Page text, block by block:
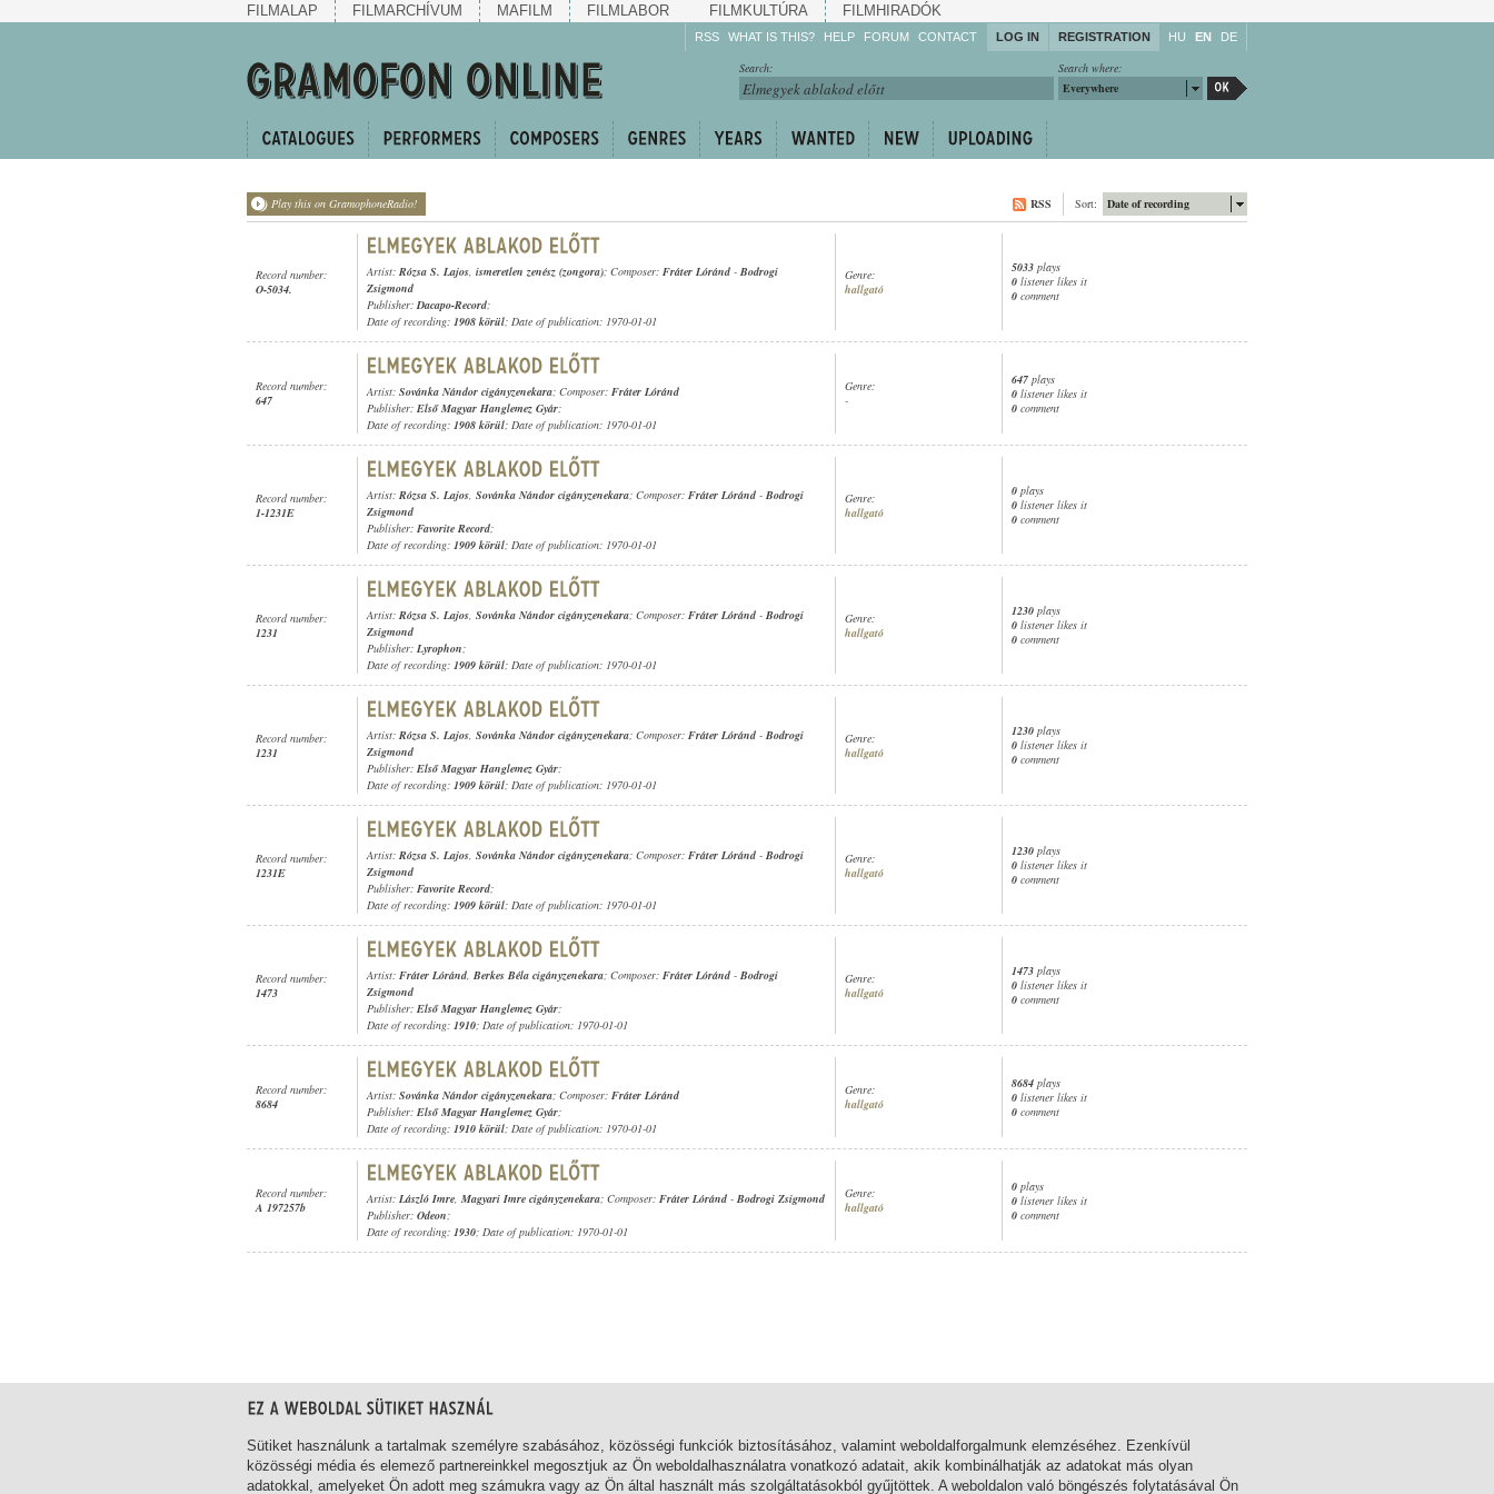
FILMALAP FILMARCHÍVUM MAFILM FILMLABOR FILMKULTÚRA FILMHIRADÓK
RSS WHAT IS THIS? HELP
Enrich!
Keep track of what is
Share!
FORUM CONTACT LOG IN REGISTRATION HU EN DE
Search where:
Everywhere
Search:
Play this on GramophoneRadio! Date of recording
Sort:
RSS
Record number:
O-5034.
Artist: Rózsa S. Lajos, ismeretlen zenész (zongora); Composer: Fráter Lóránd - Bodrogi
Zsigmond
Publisher:Dacapo-Record;
Date of recording: 1908 körül; Date of publication: 1970-01-01
Genre:
hallgató
5033 plays
0 listener likes it
0 comment
Record number:
647
Artist: Sovánka Nándor cigányzenekara; Composer: Fráter Lóránd
Publisher: Első Magyar Hanglemez Gyár;
Date of recording: 1908 körül; Date of publication: 1970-01-01
Genre:
-
647 plays
0 listener likes it
0 comment
Record number:
1-1231E
Artist: Rózsa S. Lajos, Sovánka Nándor cigányzenekara; Composer: Fráter Lóránd - Bodrogi
Zsigmond
Publisher: Favorite Record;
Date of recording: 1909 körül; Date of publication: 1970-01-01
Genre:
hallgató
0 plays
0 listener likes it
0 comment
Record number:
1231
Artist: Rózsa S. Lajos, Sovánka Nándor cigányzenekara; Composer: Fráter Lóránd - Bodrogi
Zsigmond
Publisher: Lyrophon;
Date of recording: 1909 körül; Date of publication: 1970-01-01
Genre:
hallgató
1230 plays
0 listener likes it
0 comment
Record number:
1231
Artist: Rózsa S. Lajos, Sovánka Nándor cigányzenekara; Composer: Fráter Lóránd - Bodrogi
Zsigmond
Publisher: Első Magyar Hanglemez Gyár;
Date of recording: 1909 körül; Date of publication: 1970-01-01
Genre:
hallgató
1230 plays
0 listener likes it
0 comment
Record number:
1231E
Artist: Rózsa S. Lajos, Sovánka Nándor cigányzenekara; Composer: Fráter Lóránd - Bodrogi
Zsigmond
Publisher: Favorite Record;
Date of recording: 1909 körül; Date of publication: 1970-01-01
Genre:
hallgató
1230 plays
0 listener likes it
0 comment
Record number:
1473
Artist: Fráter Lóránd, Berkes Béla cigányzenekara; Composer: Fráter Lóránd - Bodrogi
Zsigmond
Publisher: Első Magyar Hanglemez Gyár;
Date of recording: 1910; Date of publication: 1970-01-01
Genre:
hallgató
1473 plays
0 listener likes it
0 comment
Record number:
8684
Artist: Sovánka Nándor cigányzenekara; Composer: Fráter Lóránd
Publisher: Első Magyar Hanglemez Gyár;
Date of recording: 1910 körül; Date of publication: 1970-01-01
Genre:
hallgató
8684 plays
0 listener likes it
0 comment
Record number:
A 197257b
Artist: László Imre, Magyari Imre cigányzenekara; Composer: Fráter Lóránd - Bodrogi Zsigmond
Publisher: Odeon;
Date of recording: 1930; Date of publication: 1970-01-01
Genre:
hallgató
0 plays
0 listener likes it
0 comment
1-9/ total 9 hit 1. page
Sütiket használunk a tartalmak személyre szabásához, közösségi funkciók biztosításához, valamint weboldalforgalmunk elemzéséhez. Ezenkívül
közösségi média és elemező partnereinkkel megosztjuk az Ön weboldalhasználatra vonatkozó adatait, akik kombinálhatják az adatokat más olyan
adatokkal, amelyeket Ön adott meg számukra vagy az Ön által használt más szolgáltatásokból gyűjtöttek. A weboldalon való böngészés folytatásával Ön